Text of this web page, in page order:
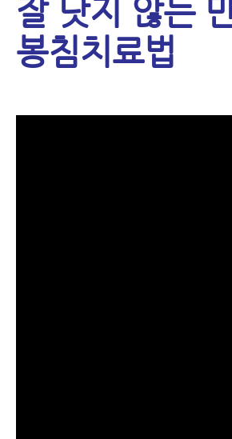
잘 낫지 않는
봉침치료법